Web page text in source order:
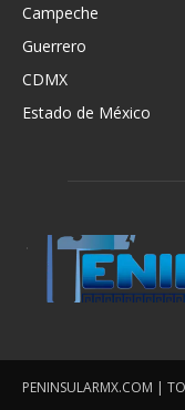
Campeche
Guerrero
CDMX
Estado de México
PENINSULARMX.COM |